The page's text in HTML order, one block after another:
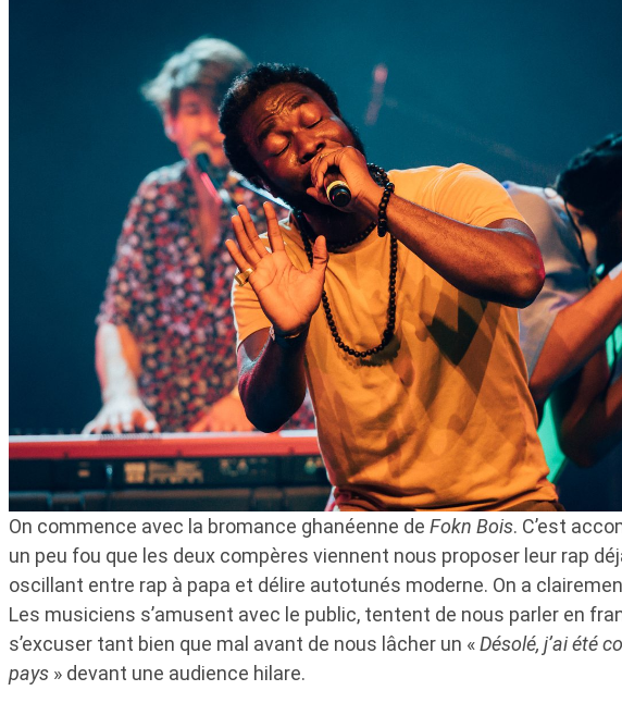
On commence avec la bromance ghanéenne de Fokn Bois. C’est
un peu fou que les deux compères viennent nous proposer leur rap
oscillant entre rap à papa et délire autotunés moderne. On a
Les musiciens s’amusent avec le public, tentent de nous parler en
s’excuser tant bien que mal avant de nous lâcher un «Désolé, j’ai été
pays » devant une audience hilare.